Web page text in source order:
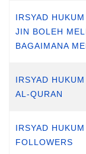
IRSYAD
JIN BOLEH
BAGAIMANA
IRSYAD
AL-QURAN
IRSYAD
FOLLOWERS